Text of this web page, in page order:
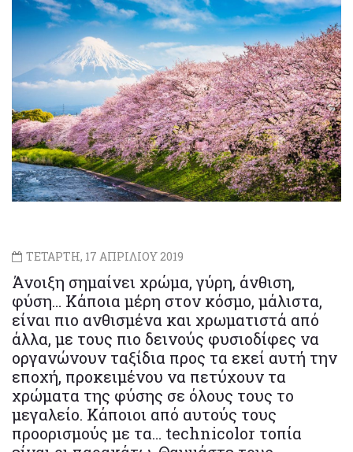
ΤΕΤΑΡΤΗ, 17 ΑΠΡΙΛΙΟΥ 2019
Άνοιξη σημαίνει χρώμα, γύρη, άνθιση,
φύση… Κάποια μέρη στον κόσμο, μάλιστα,
είναι πιο ανθισμένα και χρωματιστά από
άλλα, με τους πιο δεινούς φυσιοδίφες να
οργανώνουν ταξίδια προς τα εκεί αυτή την
εποχή, προκειμένου να πετύχουν τα
χρώματα της φύσης σε όλους τους το
μεγαλείο. Κάποιοι από αυτούς τους
προορισμούς με τα… technicolor τοπία